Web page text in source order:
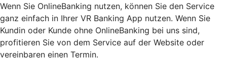
Wenn Sie OnlineBanking nutzen, können Sie den Service
ganz einfach in Ihrer VR Banking App nutzen. Wenn Sie
Kundin oder Kunde ohne OnlineBanking bei uns sind,
profitieren Sie von dem Service auf der Website oder
vereinbaren einen Termin.